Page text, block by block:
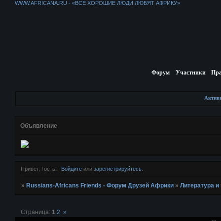
WWW.AFRICANA.RU - «ВСЕ ХОРОШИЕ ЛЮДИ ЛЮБЯТ АФРИКУ»
Форум Участники
Объявление
Привет, Гость! Войдитеили зарегистрируйтесь.
» Russians-Africans Friends - Форум Друзей Африки »Литература и
Страница: 1 2 »